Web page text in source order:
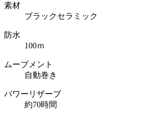
素材
ブラックセラミック
防水
100ｍ
ムーブメント
自動巻き
パワーリザーブ
約70時間